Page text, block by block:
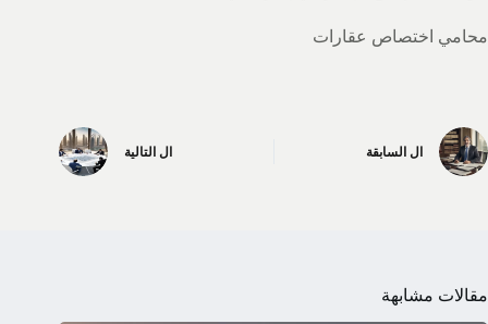
محامي اختصاص عقارات
ال السابقة ال التالية
مقالات مشابهة